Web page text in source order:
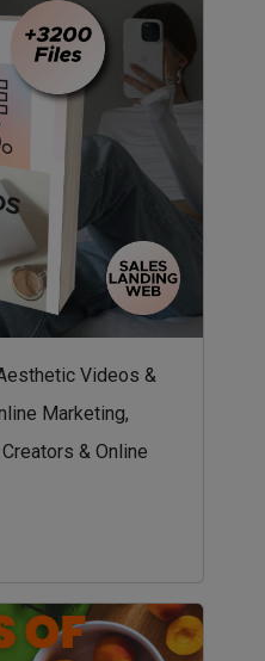
Videos &
Marketing,
& Online